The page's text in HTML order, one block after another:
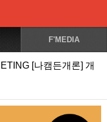
F'MEDIA
[나캠든개론] 개